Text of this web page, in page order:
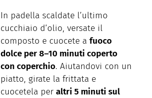
In padella scaldate l’ultimo
cucchiaio d’olio, versate il
composto e cuocete a fuoco
dolce per 8–10 minuti coperto
con coperchio. Aiutandovi con un
piatto, girate la frittata e
cuocetela per altri 5 minuti sul